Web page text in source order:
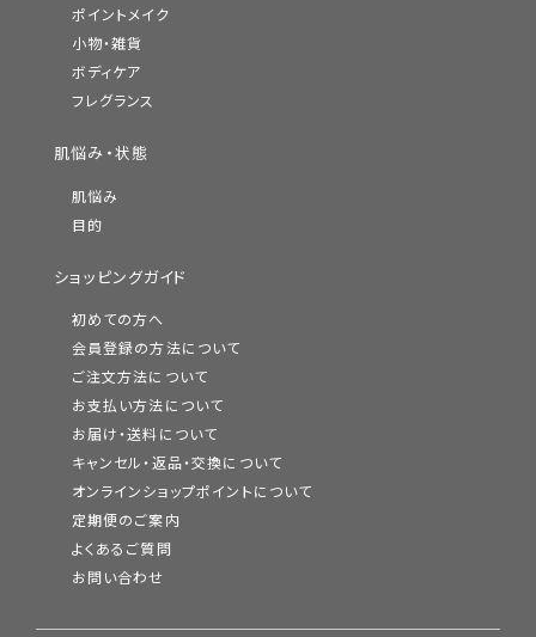
ポイントメイク
小物・雑貨
ボディケア
フレグランス
肌悩み・状態
肌悩み
目的
ショッピングガイド
初めての方へ
会員登録の方法について
ご注文方法について
お支払い方法について
お届け・送料について
キャンセル・返品・交換について
オンラインショップポイントについて
定期便のご案内
よくあるご質問
お問い合わせ